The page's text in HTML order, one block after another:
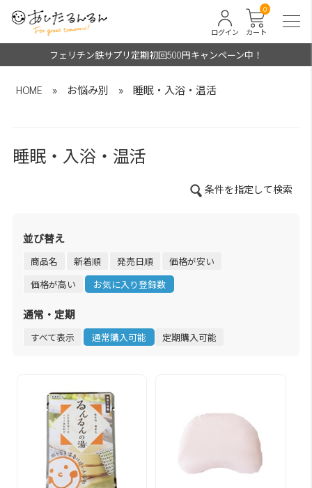
カート
0
ログイン
フェリチン鉄サプリ定期初回500円キャンペーン中！
HOME » お悩み別 » 睡眠・入浴・温活
睡眠・入浴・温活
条件を指定して検索
並び替え
商品名 新着順 発売日順
価格が安い
価格が高い
お気に入り登録数
通常・定期
すべて表示 通常購入可能 定期購入可能